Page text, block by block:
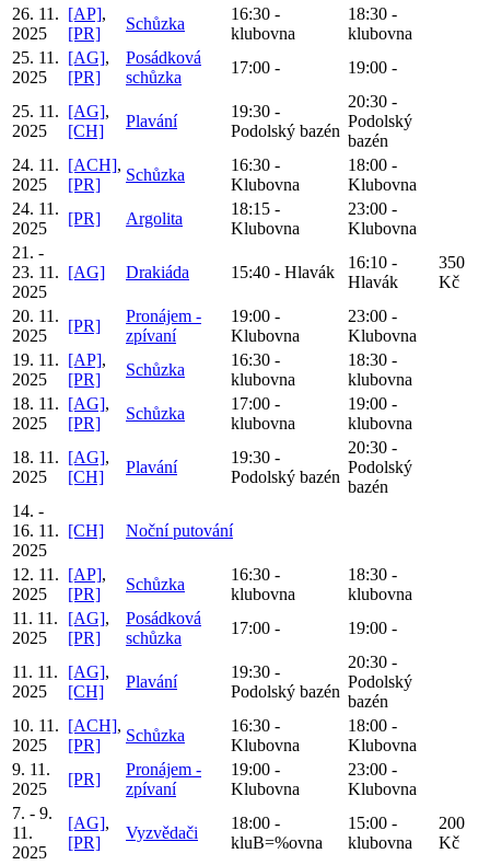
26. 11.
2025
[AP],
[PR]
Schůzka
16:30 -
klubovna
18:30 -
klubovna
25. 11.
2025
[AG],
[PR]
Posádková
schůzka
17:00 - 19:00 -
25. 11.
2025
[AG],
[CH]
Plavání
19:30 -
Podolský bazén
20:30 -
Podolský
bazén
24. 11.
2025
[ACH],
[PR]
Schůzka
16:30 -
Klubovna
18:00 -
Klubovna
24. 11.
2025
[PR] Argolita
18:15 -
Klubovna
23:00 -
Klubovna
21. -
23. 11.
2025
[AG] Drakiáda 15:40 - Hlavák
16:10 -
Hlavák
350
Kč
20. 11.
2025
[PR]
Pronájem -
zpívaní
19:00 -
Klubovna
23:00 -
Klubovna
19. 11.
2025
[AP],
[PR]
Schůzka
16:30 -
klubovna
18:30 -
klubovna
18. 11.
2025
[AG],
[PR]
Schůzka
17:00 -
klubovna
19:00 -
klubovna
18. 11.
2025
[AG],
[CH]
Plavání
19:30 -
Podolský bazén
20:30 -
Podolský
bazén
14. -
16. 11.
2025
[CH] Noční putování
12. 11.
2025
[AP],
[PR]
Schůzka
16:30 -
klubovna
18:30 -
klubovna
11. 11.
2025
[AG],
[PR]
Posádková
schůzka
17:00 - 19:00 -
11. 11.
2025
[AG],
[CH]
Plavání
19:30 -
Podolský bazén
20:30 -
Podolský
bazén
10. 11.
2025
[ACH],
[PR]
Schůzka
16:30 -
Klubovna
18:00 -
Klubovna
9. 11.
2025
[PR]
Pronájem -
zpívaní
19:00 -
Klubovna
23:00 -
Klubovna
7. - 9.
11.
2025
[AG],
[PR]
Vyzvědači
18:00 -
kluB=%ovna
15:00 -
klubovna
200
Kč